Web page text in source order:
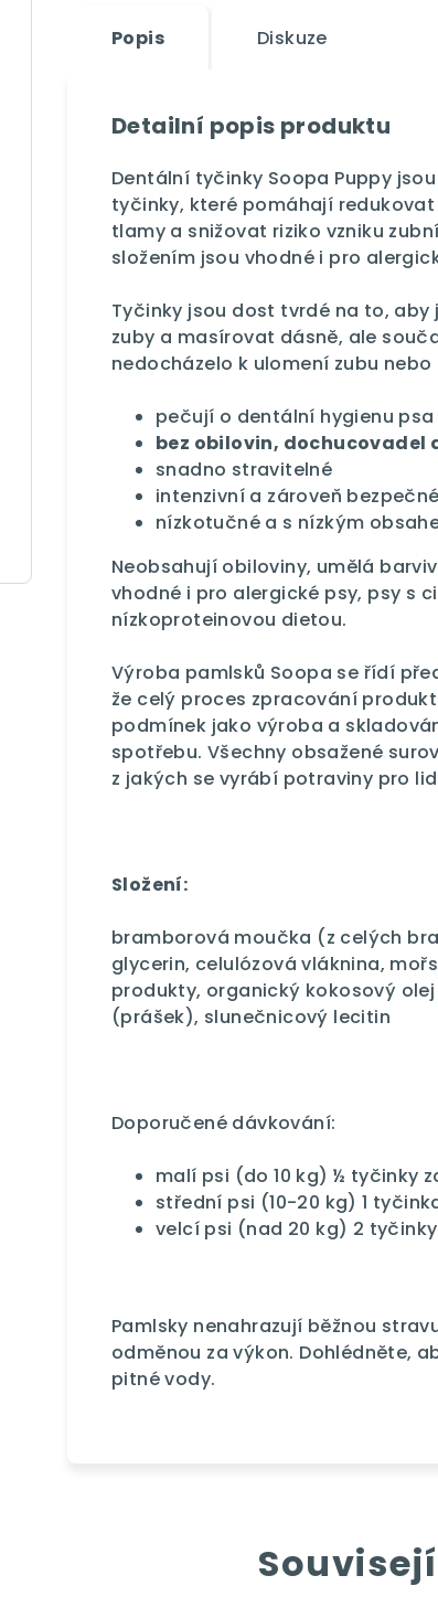
Popis Diskuze
Detailní popis produktu
Dentální tyčinky Soopa Puppy
tyčinky, které pomáhají
tlamy a snižovat riziko vzniku
složením jsou vhodné i pro
Tyčinky jsou dost tvrdé na to,
zuby a masírovat dásně, ale
nedocházelo k ulomení zubu nebo
pečují o dentální hygienu psa
bez obilovin, dochucovadel
snadno stravitelné
intenzivní a zároveň
nízkotučné a s nízkým
Neobsahují obiloviny, umělá
vhodné i pro alergické psy, psy s
nízkoproteinovou dietou.
Výroba pamlsků Soopa se řídí
že celý proces zpracování
podmínek jako výroba a
spotřebu. Všechny obsažené
z jakých se vyrábí potraviny pro
Složení:
bramborová moučka (z celých
glycerin, celulózová vláknina,
produkty, organický kokosový olej
(prášek), slunečnicový lecitin
Doporučené dávkování:
malí psi (do 10 kg) ½ tyčinky
střední psi (10-20 kg) 1
velcí psi (nad 20 kg) 2
Pamlsky nenahrazují běžnou
odměnou za výkon. Dohlédněte,
pitné vody.